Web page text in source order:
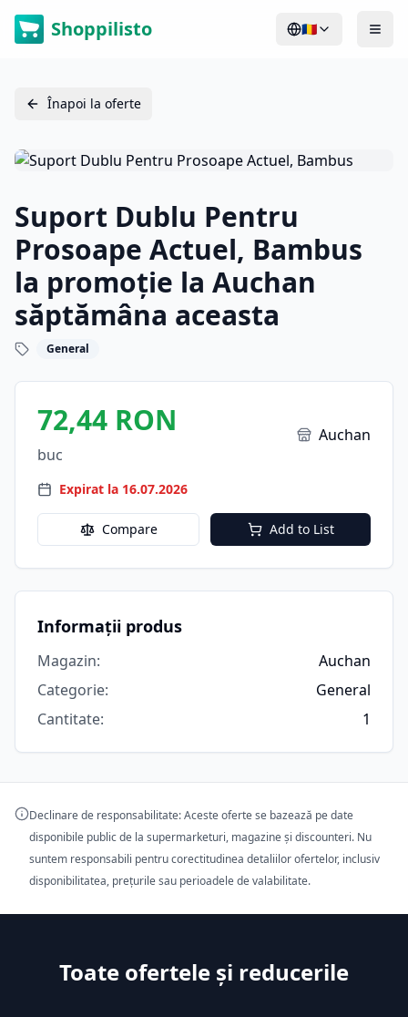
Shoppilisto 🇷🇴
Înapoi la oferte
Suport Dublu Pentru
Prosoape Actuel, Bambus
la promoție la Auchan
săptămâna aceasta
General
72,44 RON
buc
Auchan
Expirat la 16.07.2026
Compare Add to List
Informații produs
Magazin:
Auchan
Categorie:
General
Cantitate: 1
Declinare de responsabilitate: Aceste oferte se bazează pe date
disponibile public de la supermarketuri, magazine și discounteri. Nu
suntem responsabili pentru corectitudinea detaliilor ofertelor, inclusiv
disponibilitatea, prețurile sau perioadele de valabilitate.
Toate ofertele și reducerile